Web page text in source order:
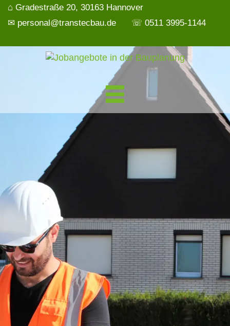
⌂ Gradestraße 20, 30163 Hannover
✉ personal@transtecbau.de
☏ 0511 3995-1144